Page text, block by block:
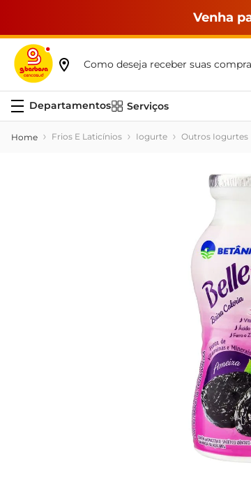
Venha
Como deseja receber suas
Serviços
Frios E Laticínios Iogurte Outros Iogurtes